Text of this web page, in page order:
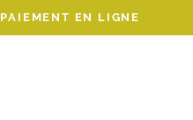
PAIEMENT EN LIGNE